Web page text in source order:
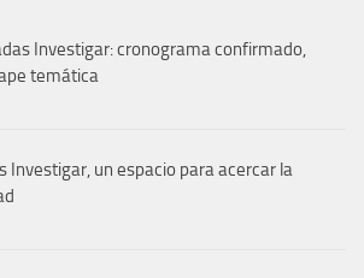
Investigar: cronograma confirmado,
temática
Investigar, un espacio para acercar la